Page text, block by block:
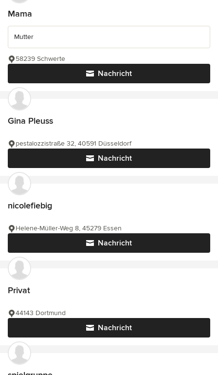
Mama
Mutter
Nachricht
58239 Schwerte
Gina Pleuss
Nachricht
pestalozzistraße 32, 40591 Düsseldorf
nicolefiebig
Nachricht
Helene-Müller-Weg 8, 45279 Essen
Privat
Nachricht
44143 Dortmund